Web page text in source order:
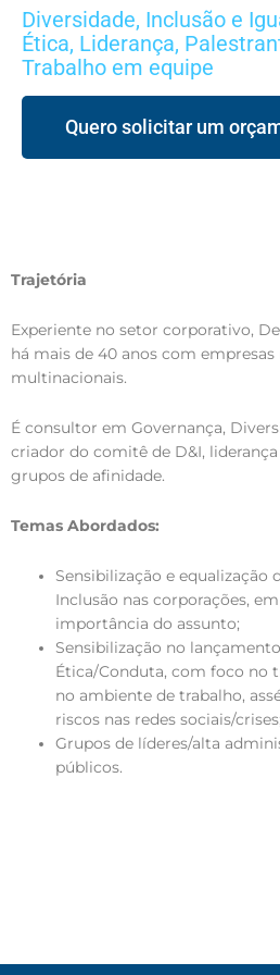
Diversidade, Inclusão e
Ética, Liderança,
Trabalho em equipe
Quero solicitar um
Trajetória
Experiente no setor corporativo,
há mais de 40 anos com empresas
multinacionais.
É consultor em Governança,
criador do comitê de D&I,
grupos de afinidade.
Temas Abordados:
Sensibilização e equalização
Inclusão nas corporações,
importância do assunto;
Sensibilização no
Ética/Conduta, com foco no
no ambiente de trabalho,
riscos nas redes sociais/crises;
Grupos de líderes/alta
públicos.